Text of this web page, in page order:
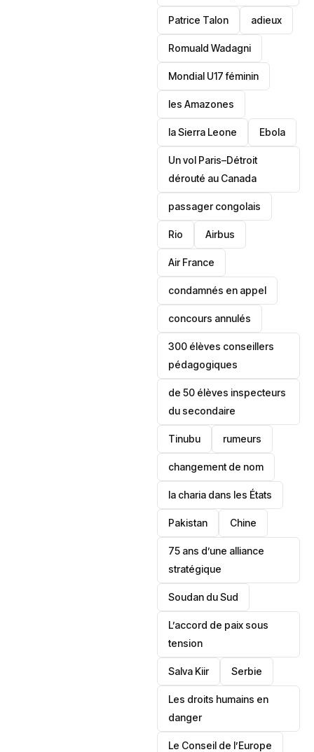
Patrice Talon adieux
Romuald Wadagni
Mondial U17 féminin
les Amazones
la Sierra Leone ‎Ebola
Un vol Paris–Détroit
dérouté au Canada
passager congolais
Rio Airbus
Air France
condamnés en appel
concours annulés
300 élèves conseillers
pédagogiques
de 50 élèves inspecteurs
du secondaire
Tinubu rumeurs
changement de nom
la charia dans les États
‎Pakistan Chine
75 ans d’une alliance
stratégique
‎Soudan du Sud
L’accord de paix sous
tension
Salva Kiir ‎Serbie
Les droits humains en
danger
‎Le Conseil de l’Europe